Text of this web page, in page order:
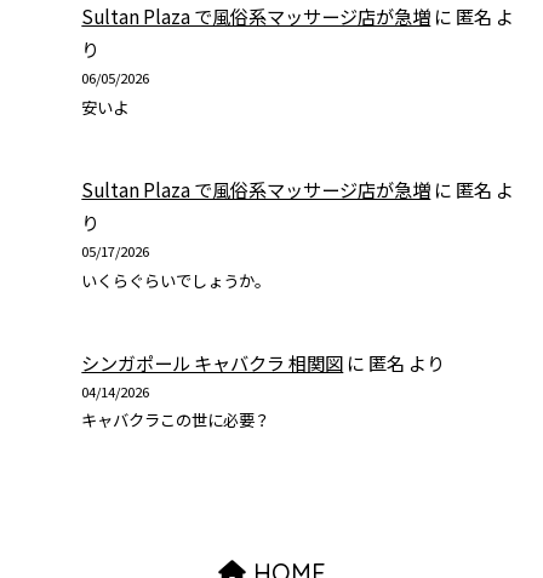
Sultan Plaza で風俗系マッサージ店が急増 に 匿名 よ
り
06/05/2026
安いよ
Sultan Plaza で風俗系マッサージ店が急増 に 匿名 よ
り
05/17/2026
いくらぐらいでしょうか。
シンガポール キャバクラ 相関図 に 匿名 より
04/14/2026
キャバクラこの世に必要？